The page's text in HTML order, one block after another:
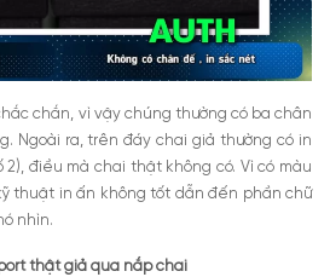
chắn, vì vậy chúng thường có ba chân
Ngoài ra, trên đáy chai giả thường có in
2), điều mà chai thật không có. Vì có màu
thuật in ấn không tốt dẫn đến phần chữ
nhìn.
thật giả qua nắp chai